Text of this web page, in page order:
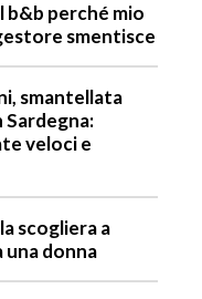
b&b perché mio
smentisce
smantellata
Sardegna:
veloci e
scogliera a
una donna